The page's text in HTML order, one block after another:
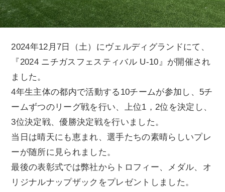
2024年12月7日（土）にヴェルディグランドにて、
『2024 ニチガスフェスティバル U-10』が開催され
ました。
4年生主体の都内で活動する10チームが参加し、5チ
ームずつのリーグ戦を行い、上位1，2位を決定し、
3位決定戦、優勝決定戦を行いました。
当日は晴天にも恵まれ、選手たちの素晴らしいプレ
ーが随所に見られました。
最後の表彰式では弊社からトロフィー、メダル、オ
リジナルナップザックをプレゼントしました。